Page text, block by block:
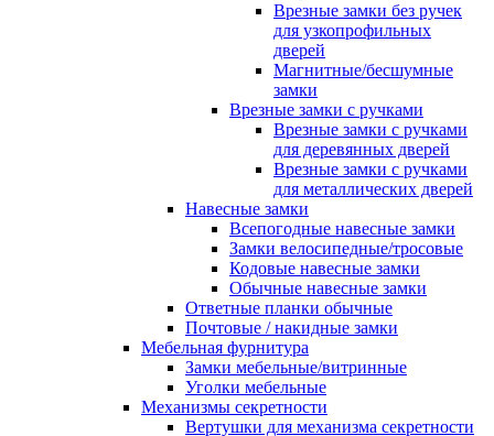
Врезные замки без ручек
для узкопрофильных
дверей
Магнитные/бесшумные
замки
Врезные замки с ручками
Врезные замки с ручками
для деревянных дверей
Врезные замки с ручками
для металлических дверей
Навесные замки
Всепогодные навесные замки
Замки велосипедные/тросовые
Кодовые навесные замки
Обычные навесные замки
Ответные планки обычные
Почтовые / накидные замки
Мебельная фурнитура
Замки мебельные/витринные
Уголки мебельные
Механизмы секретности
Вертушки для механизма секретности